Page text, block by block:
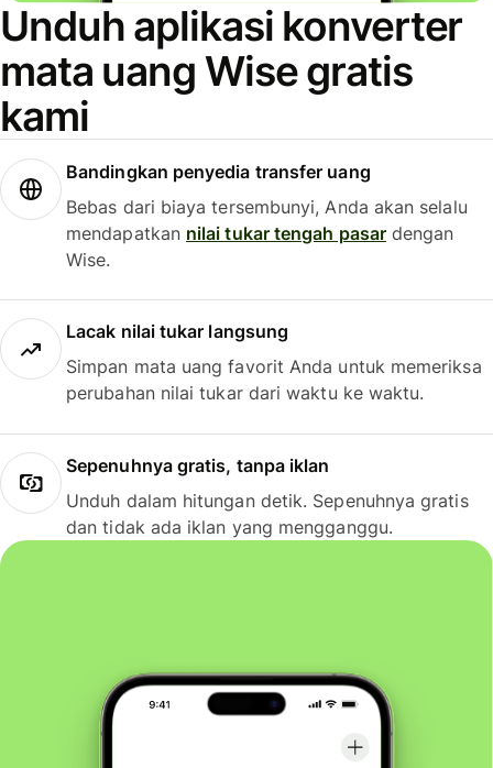
Unduh aplikasi konverter
mata uang Wise gratis
kami
Bandingkan penyedia transfer uang
Bebas dari biaya tersembunyi, Anda akan selalu
mendapatkan nilai tukar tengah pasardengan
Wise.
Lacak nilai tukar langsung
Simpan mata uang favorit Anda untuk memeriksa
perubahan nilai tukar dari waktu ke waktu.
Sepenuhnya gratis, tanpa iklan
Unduh dalam hitungan detik. Sepenuhnya gratis
dan tidak ada iklan yang mengganggu.